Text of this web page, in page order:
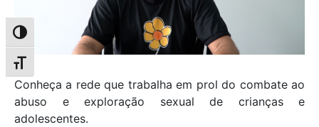
Alternar alto contraste
Alternar tamanho da fonte
Conheça a rede que trabalha em prol do combate ao
abuso e exploração sexual de crianças e
adolescentes.